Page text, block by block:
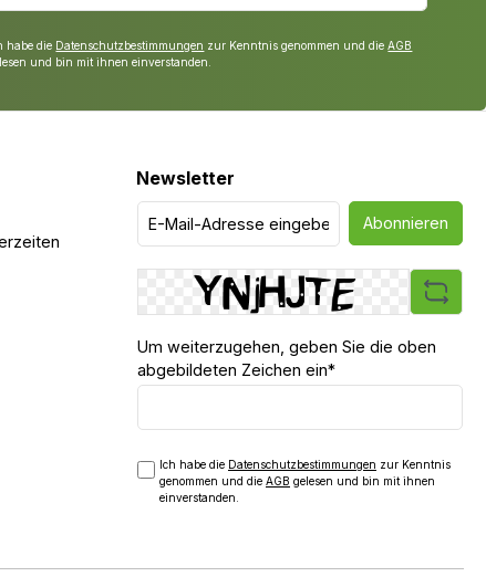
habe die Datenschutzbestimmungen zur Kenntnis genommen und dieAGB
und bin mit ihnen einverstanden.
Newsletter
Abonnieren
Um weiterzugehen, geben Sie die oben
abgebildeten Zeichen ein*
Ich habe die Datenschutzbestimmungen zur Kenntnis
genommen und die AGB gelesen und bin mit ihnen
einverstanden.